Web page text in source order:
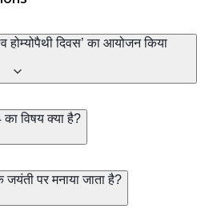
होम्योपैथी दिवस’ का आयोजन किया
का विषय क्या है?
जयंती पर मनाया जाता है?